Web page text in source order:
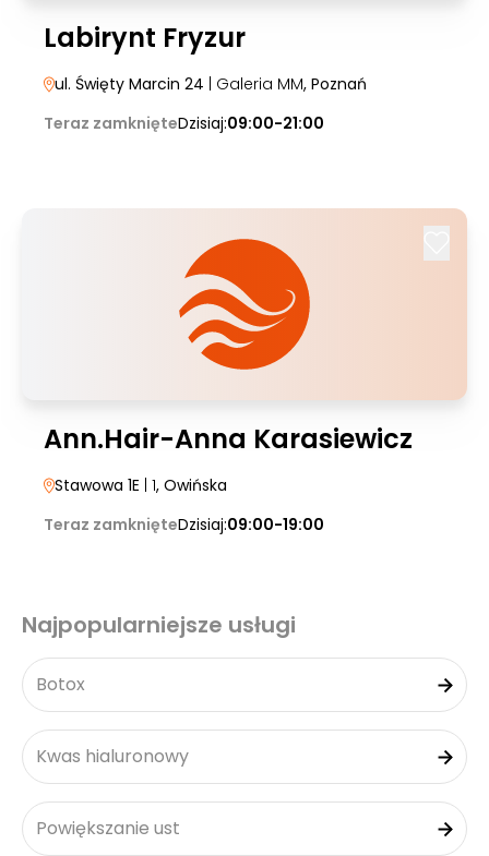
Labirynt Fryzur
ul. Święty Marcin 24 | Galeria MM, Poznań
Teraz zamknięteDzisiaj:09:00-21:00
Ann.Hair-Anna Karasiewicz
Stawowa 1E | 1, Owińska
Teraz zamknięteDzisiaj:09:00-19:00
Najpopularniejsze usługi
Botox
Kwas hialuronowy
Powiększanie ust